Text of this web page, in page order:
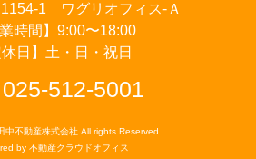
1154-1 ワグリオフィス‐Ａ
業時間】9:00〜18:00
休日】土・日・祝日
025-512-5001
中不動産株式会社 All rights Reserved.
by 不動産クラウドオフィス